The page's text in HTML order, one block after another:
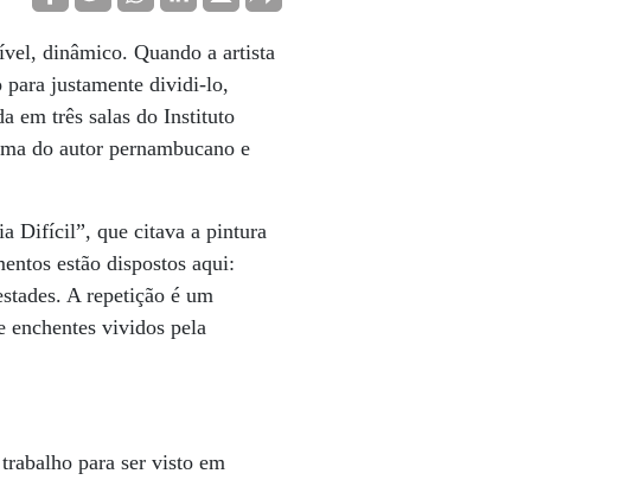
dinâmico. Quando a artista
para justamente dividi-lo,
em três salas do Instituto
do autor pernambucano e
Difícil”, que citava a pintura
estão dispostos aqui:
A repetição é um
enchentes vividos pela
para ser visto em